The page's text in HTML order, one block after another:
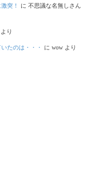
突！ に 不思議な名無しさん
より
たのは・・・ に wow より